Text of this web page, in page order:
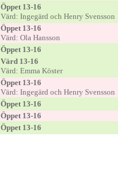
Öppet 13-16
Värd: Ingegärd och Henry Svensson
Öppet 13-16
Värd: Ola Hansson
Öppet 13-16
Värd 13-16
Värd: Emma Köster
Öppet 13-16
Värd: Ingegärd och Henry Svensson
Öppet 13-16
Öppet 13-16
Öppet 13-16